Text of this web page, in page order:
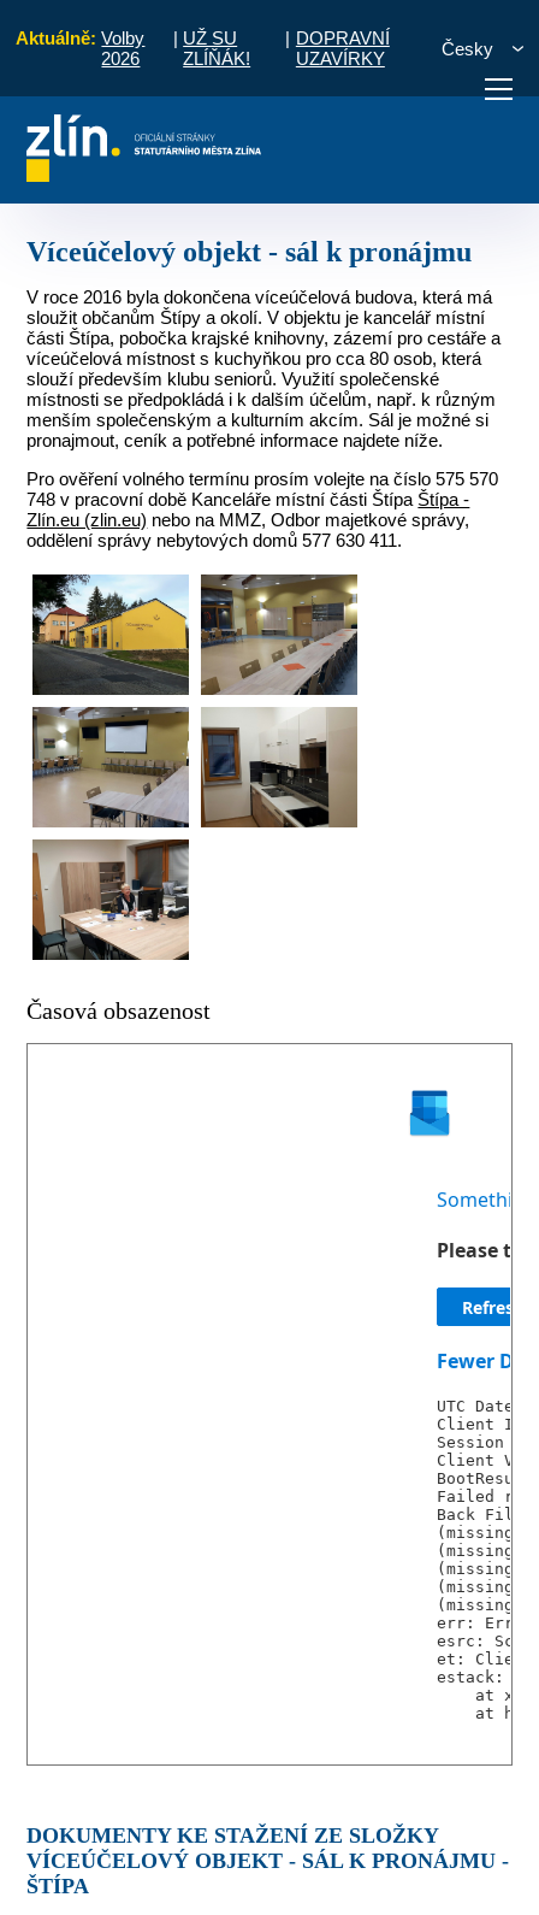
Aktuálně: Volby
2026
| UŽ SU
ZLÍŇÁK!
| DOPRAVNÍ
UZAVÍRKY
Česky
vyřídit Potřebuji zaplatit Diskuzní
Víceúčelový objekt - sál k pronájmu
V roce 2016 byla dokončena víceúčelová budova, která má
sloužit občanům Štípy a okolí. V objektu je kancelář místní
části Štípa, pobočka krajské knihovny, zázemí pro cestáře a
víceúčelová místnost s kuchyňkou pro cca 80 osob, která
slouží především klubu seniorů. Využití společenské
místnosti se předpokládá i k dalším účelům, např. k různým
menším společenským a kulturním akcím. Sál je možné si
pronajmout, ceník a potřebné informace najdete níže.
Pro ověření volného termínu prosím volejte na číslo 575 570
748 v pracovní době Kanceláře místní části Štípa Štípa -
Zlín.eu (zlin.eu) nebo na MMZ, Odbor majetkové správy,
oddělení správy nebytových domů 577 630 411.
Časová obsazenost
DOKUMENTY KE STAŽENÍ ZE SLOŽKY
VÍCEÚČELOVÝ OBJEKT - SÁL K PRONÁJMU -
ŠTÍPA